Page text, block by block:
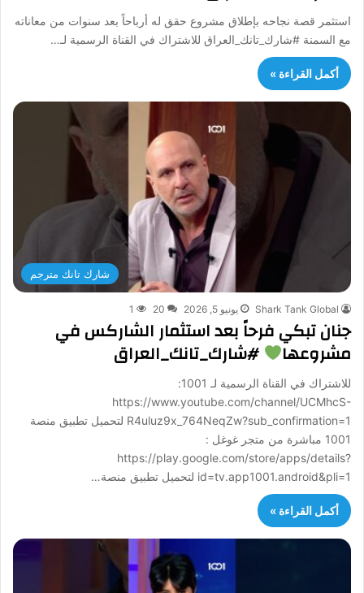
استثمر قصة نجاحه بإطلاق مشروع حقق له أرباحاً بعد سنوات من معاناته
مع السمنة #شارك_تانك_العراق للاشتراك في القناة الرسمية لـ…
أكمل القراءة »
شارك تانك مترجم
Shark Tank Global يونيو 5, 2026 20
1
جنان تبكي فرحاً بعد استثمار الشاركس في
مشروعها #شارك_تانك_العراق
للاشتراك في القناة الرسمية لـ 1001:
https://www.youtube.com/channel/UCMhcS-
R4uluz9x_764NeqZw?sub_confirmation=1 لتحميل تطبيق منصة
1001 مباشرة من متجر غوغل :
https://play.google.com/store/apps/details?
id=tv.app1001.android&pli=1 لتحميل تطبيق منصة…
أكمل القراءة »